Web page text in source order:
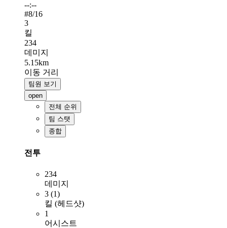
--:--
#8/16
3
킬
234
데미지
5.15km
이동 거리
팀원 보기
open
전체 순위
팀 스탯
종합
전투
234
데미지
3 (1)
킬 (헤드샷)
1
어시스트